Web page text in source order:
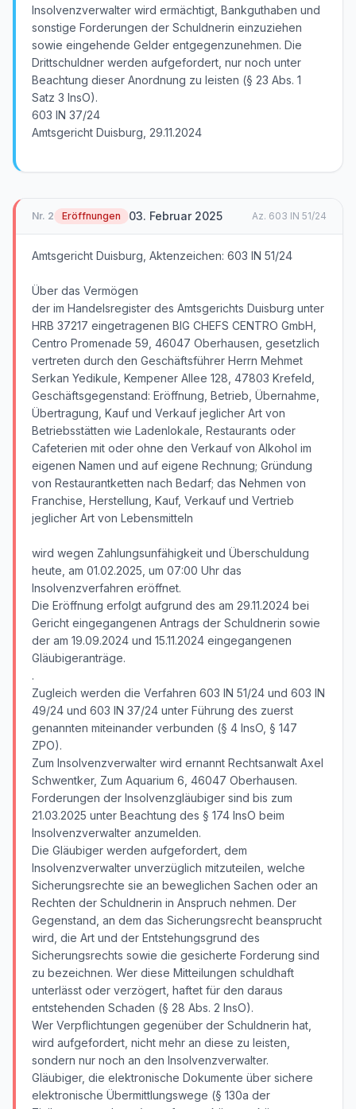
Insolvenzverwalter wird ermächtigt, Bankguthaben und
sonstige Forderungen der Schuldnerin einzuziehen
sowie eingehende Gelder entgegenzunehmen. Die
Drittschuldner werden aufgefordert, nur noch unter
Beachtung dieser Anordnung zu leisten (§ 23 Abs. 1
Satz 3 InsO).
603 IN 37/24
Amtsgericht Duisburg, 29.11.2024
Nr. 2 Eröffnungen 03. Februar 2025 Az. 603 IN 51/24
Amtsgericht Duisburg, Aktenzeichen: 603 IN 51/24
Über das Vermögen
der im Handelsregister des Amtsgerichts Duisburg unter
HRB 37217 eingetragenen BIG CHEFS CENTRO GmbH,
Centro Promenade 59, 46047 Oberhausen, gesetzlich
vertreten durch den Geschäftsführer Herrn Mehmet
Serkan Yedikule, Kempener Allee 128, 47803 Krefeld,
Geschäftsgegenstand: Eröffnung, Betrieb, Übernahme,
Übertragung, Kauf und Verkauf jeglicher Art von
Betriebsstätten wie Ladenlokale, Restaurants oder
Cafeterien mit oder ohne den Verkauf von Alkohol im
eigenen Namen und auf eigene Rechnung; Gründung
von Restaurantketten nach Bedarf; das Nehmen von
Franchise, Herstellung, Kauf, Verkauf und Vertrieb
jeglicher Art von Lebensmitteln
wird wegen Zahlungsunfähigkeit und Überschuldung
heute, am 01.02.2025, um 07:00 Uhr das
Insolvenzverfahren eröffnet.
Die Eröffnung erfolgt aufgrund des am 29.11.2024 bei
Gericht eingegangenen Antrags der Schuldnerin sowie
der am 19.09.2024 und 15.11.2024 eingegangenen
Gläubigeranträge.
.
Zugleich werden die Verfahren 603 IN 51/24 und 603 IN
49/24 und 603 IN 37/24 unter Führung des zuerst
genannten miteinander verbunden (§ 4 InsO, § 147
ZPO).
Zum Insolvenzverwalter wird ernannt Rechtsanwalt Axel
Schwentker, Zum Aquarium 6, 46047 Oberhausen.
Forderungen der Insolvenzgläubiger sind bis zum
21.03.2025 unter Beachtung des § 174 InsO beim
Insolvenzverwalter anzumelden.
Die Gläubiger werden aufgefordert, dem
Insolvenzverwalter unverzüglich mitzuteilen, welche
Sicherungsrechte sie an beweglichen Sachen oder an
Rechten der Schuldnerin in Anspruch nehmen. Der
Gegenstand, an dem das Sicherungsrecht beansprucht
wird, die Art und der Entstehungsgrund des
Sicherungsrechts sowie die gesicherte Forderung sind
zu bezeichnen. Wer diese Mitteilungen schuldhaft
unterlässt oder verzögert, haftet für den daraus
entstehenden Schaden (§ 28 Abs. 2 InsO).
Wer Verpflichtungen gegenüber der Schuldnerin hat,
wird aufgefordert, nicht mehr an diese zu leisten,
sondern nur noch an den Insolvenzverwalter.
Gläubiger, die elektronische Dokumente über sichere
elektronische Übermittlungswege (§ 130a der